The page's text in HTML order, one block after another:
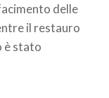
delle
il restauro
è stato